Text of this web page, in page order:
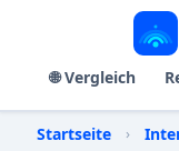
🌐 Vergleich
Startseite ›